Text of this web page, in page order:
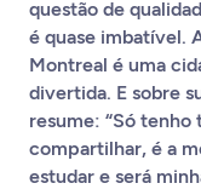
questão de
é quase imbatível.
Montreal é uma
divertida. E sobre
resume: “Só
compartilhar, é a
estudar e será